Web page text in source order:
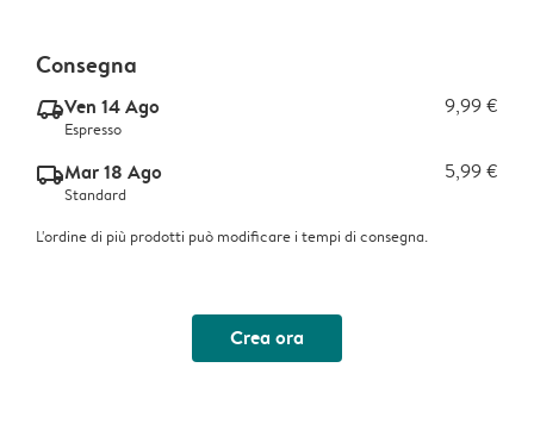
Consegna
delivery_express_v2Ven 14 Ago 9,99 €
Espresso
delivery_standard_v2Mar 18 Ago 5,99 €
Standard
L'ordine di più prodotti può modificare i tempi di consegna.
Crea ora